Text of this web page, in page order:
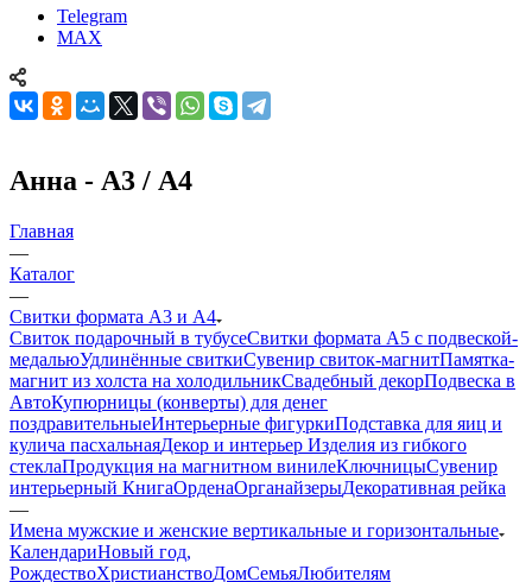
Telegram
MAX
Анна - А3 / А4
Главная
—
Каталог
—
Свитки формата А3 и А4
Свиток подарочный в тубусеСвитки формата А5 с подвеской-
медальюУдлинённые свиткиСувенир свиток-магнитПамятка-
магнит из холста на холодильникСвадебный декорПодвеска в
АвтоКупюрницы (конверты) для денег
поздравительныеИнтерьерные фигуркиПодставка для яиц и
кулича пасхальнаяДекор и интерьер Изделия из гибкого
стеклаПродукция на магнитном винилеКлючницыСувенир
интерьерный КнигаОрденаОрганайзерыДекоративная рейка
—
Имена мужские и женские вертикальные и горизонтальные
КалендариНовый год,
РождествоХристианствоДомСемьяЛюбителям